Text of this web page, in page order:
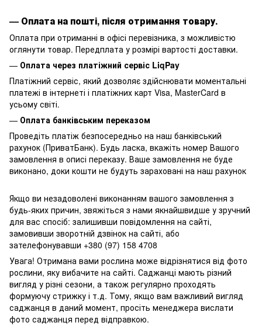
— Оплата на пошті, після отримання товару.
Оплата при отриманні в офісі перевізника, з можливістю
оглянути товар. Передплата у розмірі вартості доставки.
— Оплата через платіжний сервіс LiqPay
Платіжний сервіс, який дозволяє здійснювати моментальні
платежі в інтернеті і платіжних карт Visa, MasterCard в
усьому світі.
— Оплата банківським переказом
Проведіть платіж безпосередньо на наш банківський
рахунок (ПриватБанк). Будь ласка, вкажіть номер Вашого
замовлення в описі переказу. Ваше замовлення не буде
виконано, доки кошти не будуть зараховані на наш рахунок
Якщо ви незадоволені виконанням вашого замовлення з
будь-яких причин, звяжіться з нами якнайшвидше у зручний
для вас спосіб: залишивши повідомлення на сайті,
замовивши зворотній дзвінок на сайті, або
зателефонувавши +380 (97) 158 4708
Увага! Отримана вами рослина може відрізнятися від фото
рослини, яку вибачите на сайті. Саджанці мають різний
вигляд у різні сезони, а також регулярно проходять
формуючу стрижку і т.д. Тому, якщо вам важливий вигляд
саджанця в даний момент, просіть менеджера вислати
фото саджанця перед відправкою.